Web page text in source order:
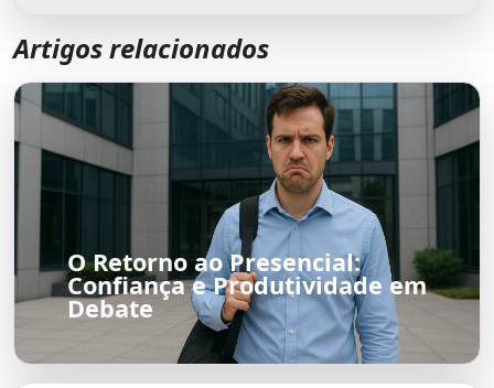
Artigos relacionados
O Retorno ao Presencial:
Confiança e Produtividade em
Debate